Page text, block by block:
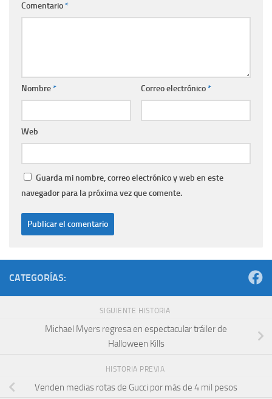
Comentario*
Nombre* Correo electrónico*
Web
Guarda mi nombre, correo electrónico y web en este
navegador para la próxima vez que comente.
CATEGORÍAS:
SIGUIENTE HISTORIA
Michael Myers regresa en espectacular tráiler de
Halloween Kills
HISTORIA PREVIA
Venden medias rotas de Gucci por más de 4 mil pesos